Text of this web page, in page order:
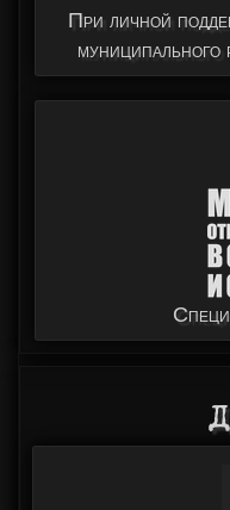
При личной